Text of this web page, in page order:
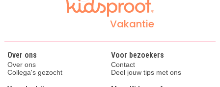
Vakantie
Over ons
Over ons
Collega's gezocht
Voor bezoekers
Contact
Deel jouw tips met ons